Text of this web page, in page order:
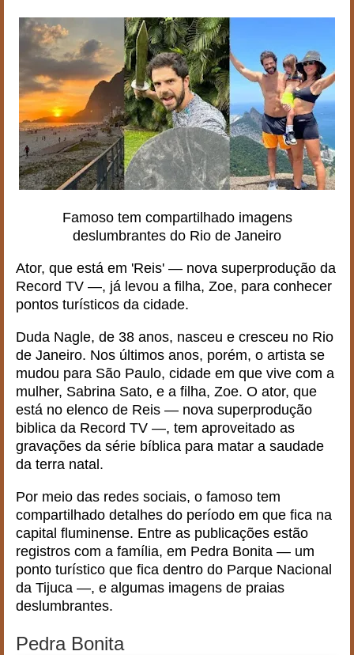
Famoso tem compartilhado imagens
deslumbrantes do Rio de Janeiro
Ator, que está em 'Reis' — nova superprodução da
Record TV —, já levou a filha, Zoe, para conhecer
pontos turísticos da cidade.
Duda Nagle, de 38 anos, nasceu e cresceu no Rio
de Janeiro. Nos últimos anos, porém, o artista se
mudou para São Paulo, cidade em que vive com a
mulher, Sabrina Sato, e a filha, Zoe. O ator, que
está no elenco de Reis — nova superprodução
biblica da Record TV —, tem aproveitado as
gravações da série bíblica para matar a saudade
da terra natal.
Por meio das redes sociais, o famoso tem
compartilhado detalhes do período em que fica na
capital fluminense. Entre as publicações estão
registros com a família, em Pedra Bonita — um
ponto turístico que fica dentro do Parque Nacional
da Tijuca —, e algumas imagens de praias
deslumbrantes.
Pedra Bonita